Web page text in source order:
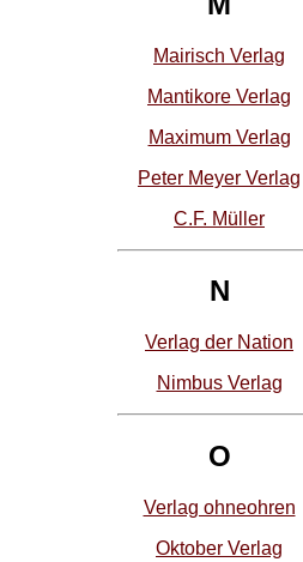
Mairisch Verlag
Mantikore Verlag
Maximum Verlag
Peter Meyer Verlag
C.F. Müller
N
Verlag der Nation
Nimbus Verlag
O
Verlag ohneohren
Oktober Verlag